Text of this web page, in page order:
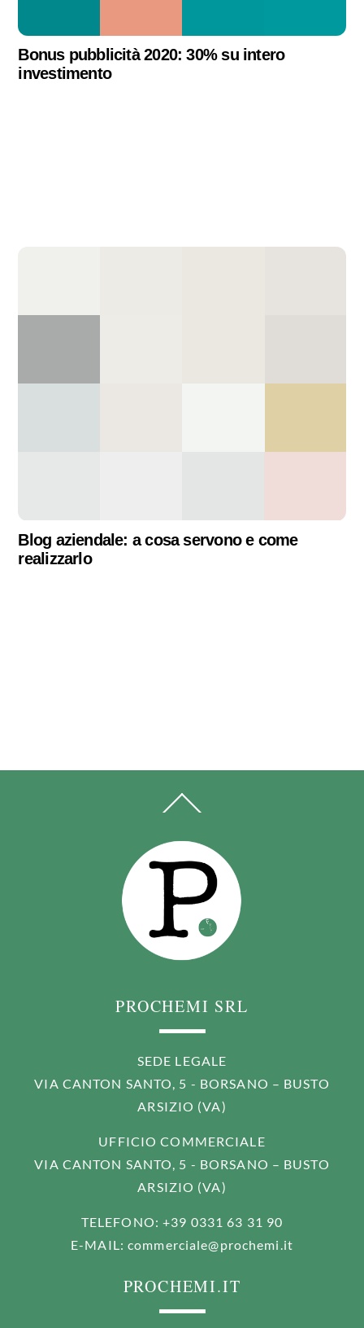
Bonus pubblicità 2020: 30% su intero
investimento
Blog aziendale: a cosa servono e come
realizzarlo
BACK
TOP
PROCHEMI SRL
SEDE LEGALE
VIA CANTON SANTO, 5 - BORSANO – BUSTO
ARSIZIO (VA)
UFFICIO COMMERCIALE
VIA CANTON SANTO, 5 - BORSANO – BUSTO
ARSIZIO (VA)
TELEFONO: +39 0331 63 31 90
E-MAIL:commerciale@prochemi.it
PROCHEMI.IT